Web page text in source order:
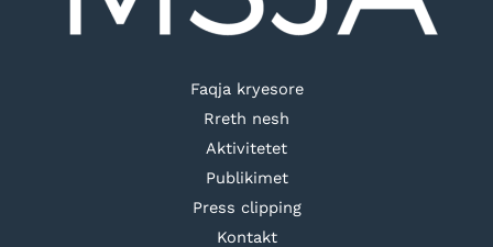
Faqja kryesore
Rreth nesh
Aktivitetet
Publikimet
Press clipping
Kontakt